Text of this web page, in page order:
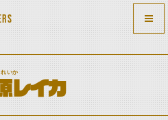
いか
レイカ